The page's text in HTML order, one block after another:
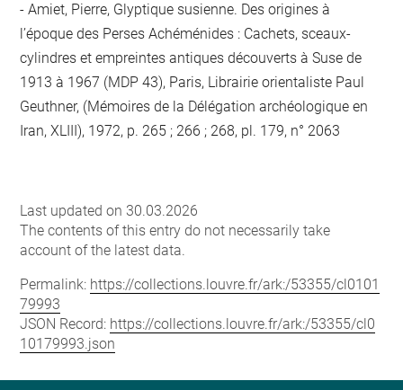
Amiet, Pierre, Glyptique susienne. Des origines à
l’époque des Perses Achéménides : Cachets, sceaux-
cylindres et empreintes antiques découverts à Suse de
1913 à 1967 (MDP 43), Paris, Librairie orientaliste Paul
Geuthner, (Mémoires de la Délégation archéologique en
Iran, XLIII), 1972, p. 265 ; 266 ; 268, pl. 179, n° 2063
Last updated on 30.03.2026
The contents of this entry do not necessarily take
account of the latest data.
Permalink: https://collections.louvre.fr/ark:/53355/cl0101
79993
JSON Record: https://collections.louvre.fr/ark:/53355/cl0
10179993.json